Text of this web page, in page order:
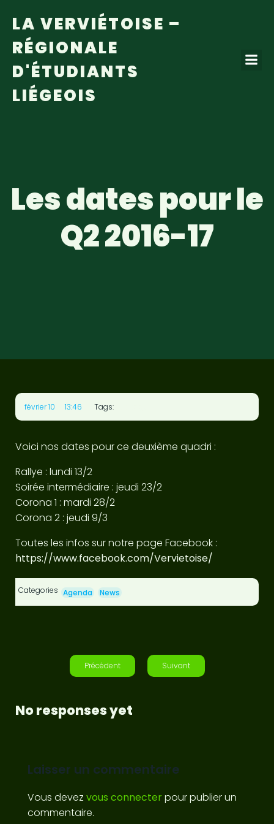
LA VERVIÉTOISE –
RÉGIONALE
D'ÉTUDIANTS
LIÉGEOIS
Les dates pour le
Q2 2016-17
février 10 13:46 Tags:
Voici nos dates pour ce deuxième quadri :
Rallye : lundi 13/2
Soirée intermédiaire : jeudi 23/2
Corona 1 : mardi 28/2
Corona 2 : jeudi 9/3
Toutes les infos sur notre page Facebook :
https://www.facebook.com/Vervietoise/
Categories Agenda News
Précédent Suivant
No responses yet
Laisser un commentaire
Vous devez vous connecterpour publier un
commentaire.